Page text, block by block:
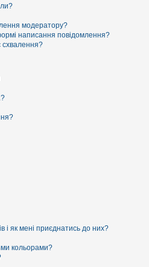
модератору?
написання повідомлення?
схвалення?
і як мені приєднатись до них?
кольорами?